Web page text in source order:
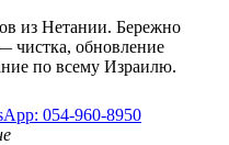
из Нетании. Бережно
чистка, обновление
по всему Израилю.
054-960-8950